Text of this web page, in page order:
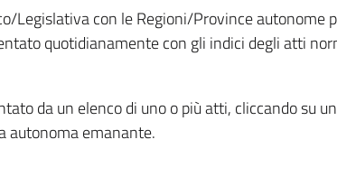
Legislativa con le Regioni/Province
quotidianamente con gli indici degli atti
da un elenco di uno o più atti, cliccando su
autonoma emanante.